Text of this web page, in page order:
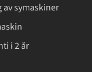
symaskiner
i 2 år